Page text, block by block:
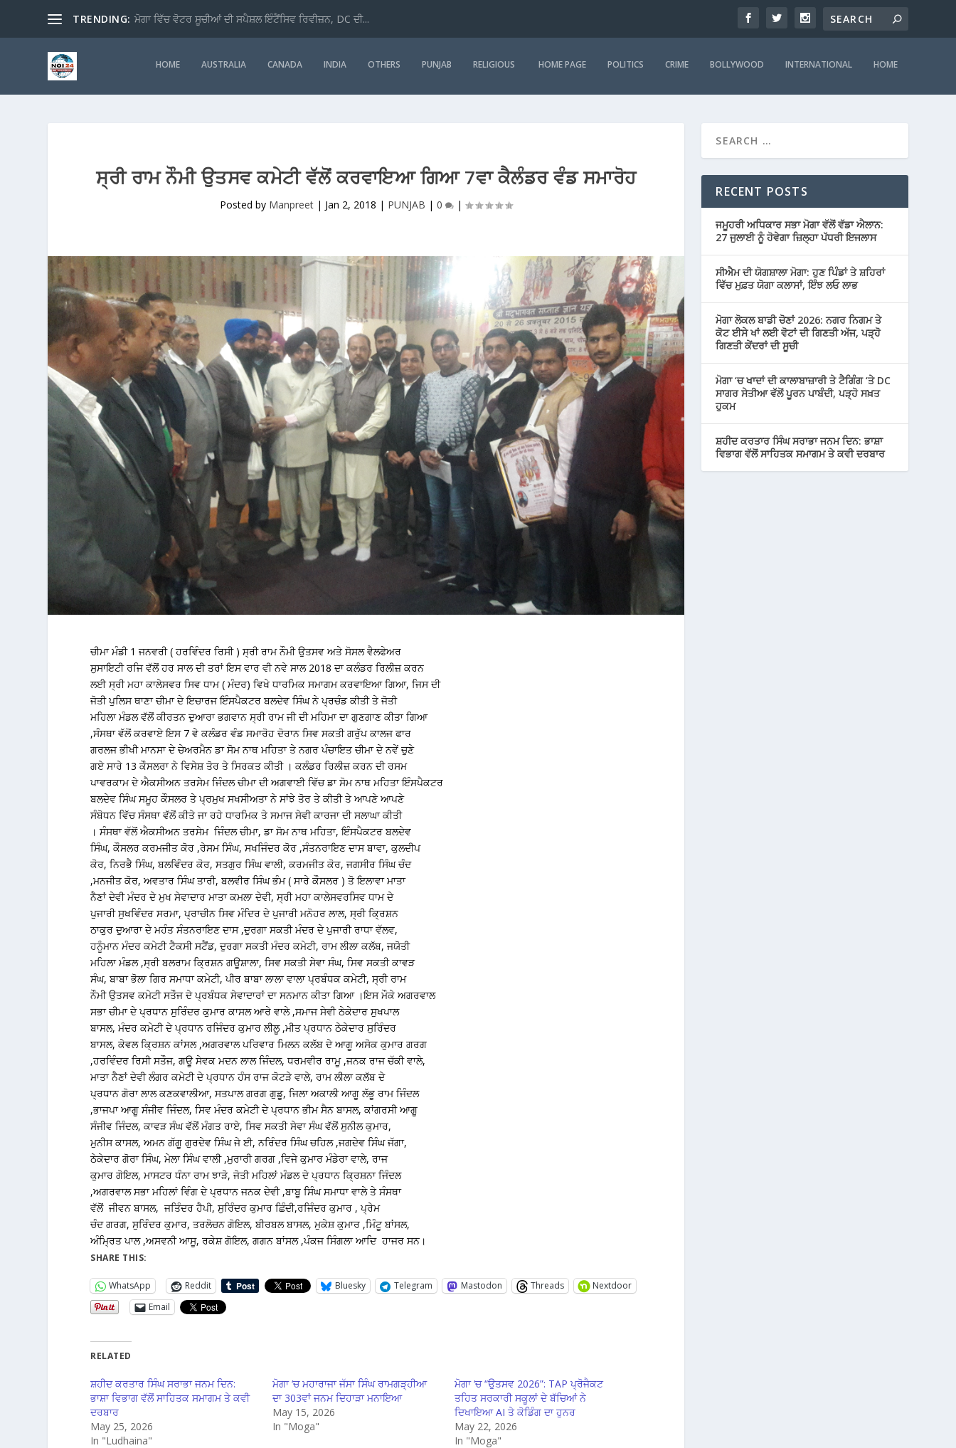
TRENDING: ਮੋਗਾ ਵਿੱਚ ਵੋਟਰ ਸੂਚੀਆਂ ਦੀ ਸਪੈਸ਼ਲ ਇੰਟੈਂਸਿਵ ਰਿਵੀਜ਼ਨ, DC ਦੀ...
HOME AUSTRALIA CANADA INDIA OTHERS PUNJAB RELIGIOUS HOME PAGE POLITICS CRIME BOLLYWOOD INTERNATIONAL HOME
ਸ੍ਰੀ ਰਾਮ ਨੌਮੀ ਉਤਸਵ ਕਮੇਟੀ ਵੱਲੋਂ ਕਰਵਾਇਆ ਗਿਆ 7ਵਾ ਕੈਲੰਡਰ ਵੰਡ ਸਮਾਰੋਹ
Posted by Manpreet | Jan 2, 2018 | PUNJAB |0 |
ਚੀਮਾ ਮੰਡੀ 1 ਜਨਵਰੀ ( ਹਰਵਿੰਦਰ ਰਿਸੀ ) ਸ੍ਰੀ ਰਾਮ ਨੌਮੀ ਉਤਸਵ ਅਤੇ ਸੋਸਲ ਵੈਲਫੇਅਰ
ਸੁਸਾਇਟੀ ਰਜਿ ਵੱਲੋਂ ਹਰ ਸਾਲ ਦੀ ਤਰਾਂ ਇਸ ਵਾਰ ਵੀ ਨਵੇ ਸਾਲ 2018 ਦਾ ਕਲੰਡਰ ਰਿਲੀਜ਼ ਕਰਨ
ਲਈ ਸ੍ਰੀ ਮਹਾ ਕਾਲੇਸਵਰ ਸਿਵ ਧਾਮ ( ਮੰਦਰ) ਵਿਖੇ ਧਾਰਮਿਕ ਸਮਾਗਮ ਕਰਵਾਇਆ ਗਿਆ, ਜਿਸ ਦੀ
ਜੋਤੀ ਪੁਲਿਸ ਥਾਣਾ ਚੀਮਾ ਦੇ ਇਚਾਰਜ ਇੰਸਪੈਕਟਰ ਬਲਦੇਵ ਸਿੰਘ ਨੇ ਪ੍ਰਚੰਡ ਕੀਤੀ ਤੇ ਜੋਤੀ
ਮਹਿਲਾ ਮੰਡਲ ਵੱਲੋਂ ਕੀਰਤਨ ਦੁਆਰਾ ਭਗਵਾਨ ਸ੍ਰੀ ਰਾਮ ਜੀ ਦੀ ਮਹਿਮਾ ਦਾ ਗੁਣਗਾਣ ਕੀਤਾ ਗਿਆ
,ਸੰਸਥਾ ਵੱਲੋਂ ਕਰਵਾਏ ਇਸ 7 ਵੇ ਕਲੰਡਰ ਵੰਡ ਸਮਾਰੋਹ ਦੋਰਾਨ ਸਿਵ ਸਕਤੀ ਗਰੁੱਪ ਕਾਲਜ ਫਾਰ
ਗਰਲਜ ਭੀਖੀ ਮਾਨਸਾ ਦੇ ਚੇਅਰਮੈਨ ਡਾ ਸੋਮ ਨਾਥ ਮਹਿਤਾ ਤੇ ਨਗਰ ਪੰਚਾਇਤ ਚੀਮਾ ਦੇ ਨਵੇਂ ਚੁਣੇ
ਗਏ ਸਾਰੇ 13 ਕੌਸਲਰਾ ਨੇ ਵਿਸੇਸ਼ ਤੋਰ ਤੇ ਸਿਰਕਤ ਕੀਤੀ । ਕਲੰਡਰ ਰਿਲੀਜ਼ ਕਰਨ ਦੀ ਰਸਮ
ਪਾਵਰਕਾਮ ਦੇ ਐਕਸੀਅਨ ਤਰਸੇਮ ਜਿੰਦਲ ਚੀਮਾ ਦੀ ਅਗਵਾਈ ਵਿੱਚ ਡਾ ਸੋਮ ਨਾਥ ਮਹਿਤਾ ਇੰਸਪੈਕਟਰ
ਬਲਦੇਵ ਸਿੰਘ ਸਮੂਹ ਕੌਸਲਰ ਤੇ ਪ੍ਰਮੁਖ ਸਖਸੀਅਤਾ ਨੇ ਸਾਂਝੇ ਤੋਰ ਤੇ ਕੀਤੀ ਤੇ ਆਪਣੇ ਆਪਣੇ
ਸੰਬੋਧਨ ਵਿੱਚ ਸੰਸਥਾ ਵੱਲੋਂ ਕੀਤੇ ਜਾ ਰਹੇ ਧਾਰਮਿਕ ਤੇ ਸਮਾਜ ਸੇਵੀ ਕਾਰਜਾ ਦੀ ਸਲਾਘਾ ਕੀਤੀ
। ਸੰਸਥਾ ਵੱਲੋਂ ਐਕਸੀਅਨ ਤਰਸੇਮ ਜਿੰਦਲ ਚੀਮਾ, ਡਾ ਸੋਮ ਨਾਥ ਮਹਿਤਾ, ਇੰਸਪੈਕਟਰ ਬਲਦੇਵ
ਸਿੰਘ, ਕੌਸਲਰ ਕਰਮਜੀਤ ਕੋਰ ,ਰੇਸਮ ਸਿੰਘ, ਸਖਜਿੰਦਰ ਕੋਰ ,ਸੰਤਨਰਾਇਣ ਦਾਸ ਬਾਵਾ, ਕੁਲਦੀਪ
ਕੋਰ, ਨਿਰਭੈ ਸਿੰਘ, ਬਲਵਿੰਦਰ ਕੋਰ, ਸਤਗੁਰ ਸਿੰਘ ਵਾਲੀ, ਕਰਮਜੀਤ ਕੋਰ, ਜਗਸੀਰ ਸਿੰਘ ਚੰਦ
,ਮਨਜੀਤ ਕੋਰ, ਅਵਤਾਰ ਸਿੰਘ ਤਾਰੀ, ਬਲਵੀਰ ਸਿੰਘ ਭੰਮ ( ਸਾਰੇ ਕੌਸਲਰ ) ਤੋ ਇਲਾਵਾ ਮਾਤਾ
ਨੈਣਾਂ ਦੇਵੀ ਮੰਦਰ ਦੇ ਮੁਖ ਸੇਵਾਦਾਰ ਮਾਤਾ ਕਮਲਾ ਦੇਵੀ, ਸ੍ਰੀ ਮਹਾ ਕਾਲੇਸਵਰਸਿਵ ਧਾਮ ਦੇ
ਪੁਜਾਰੀ ਸੁਖਵਿੰਦਰ ਸਰਮਾ, ਪ੍ਰਾਚੀਨ ਸਿਵ ਮੰਦਿਰ ਦੇ ਪੁਜਾਰੀ ਮਨੋਹਰ ਲਾਲ, ਸ੍ਰੀ ਕ੍ਰਿਸ਼ਨ
ਠਾਕੁਰ ਦੁਆਰਾ ਦੇ ਮਹੰਤ ਸੰਤਨਰਾਇਣ ਦਾਸ ,ਦੁਰਗਾ ਸਕਤੀ ਮੰਦਰ ਦੇ ਪੁਜਾਰੀ ਰਾਧਾ ਵੱਲਵ,
ਹਨੂੰਮਾਨ ਮੰਦਰ ਕਮੇਟੀ ਟੈਕਸੀ ਸਟੈਂਡ, ਦੁਰਗਾ ਸਕਤੀ ਮੰਦਰ ਕਮੇਟੀ, ਰਾਮ ਲੀਲਾ ਕਲੱਬ, ਜਯੋਤੀ
ਮਹਿਲਾ ਮੰਡਲ ,ਸ੍ਰੀ ਬਲਰਾਮ ਕ੍ਰਿਸ਼ਨ ਗਊਸ਼ਾਲਾ, ਸਿਵ ਸਕਤੀ ਸੇਵਾ ਸੰਘ, ਸਿਵ ਸਕਤੀ ਕਾਵੜ
ਸੰਘ, ਬਾਬਾ ਭੋਲਾ ਗਿਰ ਸਮਾਧਾ ਕਮੇਟੀ, ਪੀਰ ਬਾਬਾ ਲਾਲਾ ਵਾਲਾ ਪ੍ਰਬੰਧਕ ਕਮੇਟੀ, ਸ੍ਰੀ ਰਾਮ
ਨੌਮੀ ਉਤਸਵ ਕਮੇਟੀ ਸਤੌਜ ਦੇ ਪ੍ਰਬੰਧਕ ਸੇਵਾਦਾਰਾਂ ਦਾ ਸਨਮਾਨ ਕੀਤਾ ਗਿਆ ।ਇਸ ਮੌਕੇ ਅਗਰਵਾਲ
ਸਭਾ ਚੀਮਾ ਦੇ ਪ੍ਰਧਾਨ ਸੁਰਿੰਦਰ ਕੁਮਾਰ ਕਾਸਲ ਆਰੇ ਵਾਲੇ ,ਸਮਾਜ ਸੇਵੀ ਠੇਕੇਦਾਰ ਸੁਖਪਾਲ
ਬਾਸਲ, ਮੰਦਰ ਕਮੇਟੀ ਦੇ ਪ੍ਰਧਾਨ ਰਜਿੰਦਰ ਕੁਮਾਰ ਲੀਲੂ ,ਮੀਤ ਪ੍ਰਧਾਨ ਠੇਕੇਦਾਰ ਸੁਰਿੰਦਰ
ਬਾਸਲ, ਕੇਵਲ ਕ੍ਰਿਸ਼ਨ ਕਾਂਸਲ ,ਅਗਰਵਾਲ ਪਰਿਵਾਰ ਮਿਲਨ ਕਲੱਬ ਦੇ ਆਗੂ ਅਸੋਕ ਕੁਮਾਰ ਗਰਗ
,ਹਰਵਿੰਦਰ ਰਿਸੀ ਸਤੌਜ, ਗਊ ਸੇਵਕ ਮਦਨ ਲਾਲ ਜਿੰਦਲ, ਧਰਮਵੀਰ ਰਾਮੂ ,ਜਨਕ ਰਾਜ ਚੱਕੀ ਵਾਲੇ,
ਮਾਤਾ ਨੈਣਾਂ ਦੇਵੀ ਲੰਗਰ ਕਮੇਟੀ ਦੇ ਪ੍ਰਧਾਨ ਹੰਸ ਰਾਜ ਕੋਟੜੇ ਵਾਲੇ, ਰਾਮ ਲੀਲਾ ਕਲੱਬ ਦੇ
ਪ੍ਰਧਾਨ ਗੋਰਾ ਲਾਲ ਕਣਕਵਾਲੀਆ, ਸਤਪਾਲ ਗਰਗ ਗੁਡੂ, ਜਿਲਾ ਅਕਾਲੀ ਆਗੂ ਲੱਭੂ ਰਾਮ ਜਿੰਦਲ
,ਭਾਜਪਾ ਆਗੂ ਸੰਜੀਵ ਜਿੰਦਲ, ਸਿਵ ਮੰਦਰ ਕਮੇਟੀ ਦੇ ਪ੍ਰਧਾਨ ਭੀਮ ਸੈਨ ਬਾਸਲ, ਕਾਂਗਰਸੀ ਆਗੂ
ਸੰਜੀਵ ਜਿੰਦਲ, ਕਾਵੜ ਸੰਘ ਵੱਲੋਂ ਮੰਗਤ ਰਾਏ, ਸਿਵ ਸਕਤੀ ਸੇਵਾ ਸੰਘ ਵੱਲੋਂ ਸੁਨੀਲ ਕੁਮਾਰ,
ਮੁਨੀਸ ਕਾਸਲ, ਅਮਨ ਗੱਗੂ ਗੁਰਦੇਵ ਸਿੰਘ ਜੇ ਈ, ਨਰਿੰਦਰ ਸਿੰਘ ਚਹਿਲ ,ਜਗਦੇਵ ਸਿੰਘ ਜੱਗਾ,
ਠੇਕੇਦਾਰ ਗੋਰਾ ਸਿੰਘ, ਮੇਲਾ ਸਿੰਘ ਵਾਲੀ ,ਮੁਰਾਰੀ ਗਰਗ ,ਵਿਜੇ ਕੁਮਾਰ ਮੰਡੇਰਾ ਵਾਲੇ, ਰਾਜ
ਕੁਮਾਰ ਗੋਇਲ, ਮਾਸਟਰ ਧੰਨਾ ਰਾਮ ਝਾੜੋ, ਜੋਤੀ ਮਹਿਲਾਂ ਮੰਡਲ ਦੇ ਪ੍ਰਧਾਨ ਕ੍ਰਿਸ਼ਨਾ ਜਿੰਦਲ
,ਅਗਰਵਾਲ ਸਭਾ ਮਹਿਲਾਂ ਵਿੰਗ ਦੇ ਪ੍ਰਧਾਨ ਜਨਕ ਦੇਵੀ ,ਬਾਬੂ ਸਿੰਘ ਸਮਾਧਾ ਵਾਲੇ ਤੇ ਸੰਸਥਾ
ਵੱਲੋਂ ਜੀਵਨ ਬਾਸਲ, ਜਤਿੰਦਰ ਹੈਪੀ, ਸੁਰਿੰਦਰ ਕੁਮਾਰ ਛਿੰਦੀ,ਰਜਿੰਦਰ ਕੁਮਾਰ , ਪ੍ਰੇਮ
ਚੰਦ ਗਰਗ, ਸੁਰਿੰਦਰ ਕੁਮਾਰ, ਤਰਲੋਚਨ ਗੋਇਲ, ਬੀਰਬਲ ਬਾਸਲ, ਮੁਕੇਸ਼ ਕੁਮਾਰ ,ਮਿੰਟੂ ਬਾਂਸਲ,
ਅੰਮ੍ਰਿਤ ਪਾਲ ,ਅਸਵਨੀ ਆਸੂ, ਰਕੇਸ਼ ਗੋਇਲ, ਗਗਨ ਬਾਂਸਲ ,ਪੰਕਜ ਸਿੰਗਲਾ ਆਦਿ ਹਾਜਰ ਸਨ।
SHARE THIS:
WhatsApp Reddit Bluesky Telegram Mastodon Threads
Nextdoor
Email
RELATED
ਸ਼ਹੀਦ ਕਰਤਾਰ ਸਿੰਘ ਸਰਾਭਾ ਜਨਮ ਦਿਨ:
ਭਾਸ਼ਾ ਵਿਭਾਗ ਵੱਲੋਂ ਸਾਹਿਤਕ ਸਮਾਗਮ ਤੇ ਕਵੀ
ਦਰਬਾਰ
May 25, 2026
In "Ludhaina"
ਮੋਗਾ ‘ਚ ਮਹਾਰਾਜਾ ਜੱਸਾ ਸਿੰਘ ਰਾਮਗੜ੍ਹੀਆ
ਦਾ 303ਵਾਂ ਜਨਮ ਦਿਹਾੜਾ ਮਨਾਇਆ
May 15, 2026
In "Moga"
ਮੋਗਾ ‘ਚ “ਉਤਸਵ 2026”: TAP ਪ੍ਰੋਜੈਕਟ
ਤਹਿਤ ਸਰਕਾਰੀ ਸਕੂਲਾਂ ਦੇ ਬੱਚਿਆਂ ਨੇ
ਦਿਖਾਇਆ AI ਤੇ ਕੋਡਿੰਗ ਦਾ ਹੁਨਰ
May 22, 2026
In "Moga"
RECENT POSTS
ਜਮੂਹਰੀ ਅਧਿਕਾਰ ਸਭਾ ਮੋਗਾ ਵੱਲੋਂ ਵੱਡਾ ਐਲਾਨ:
27 ਜੁਲਾਈ ਨੂੰ ਹੋਵੇਗਾ ਜ਼ਿਲ੍ਹਾ ਪੱਧਰੀ ਇਜਲਾਸ
ਸੀਐਮ ਦੀ ਯੋਗਸ਼ਾਲਾ ਮੋਗਾ: ਹੁਣ ਪਿੰਡਾਂ ਤੇ ਸ਼ਹਿਰਾਂ
ਵਿੱਚ ਮੁਫ਼ਤ ਯੋਗਾ ਕਲਾਸਾਂ, ਇੰਝ ਲਓ ਲਾਭ
ਮੋਗਾ ਲੋਕਲ ਬਾਡੀ ਚੋਣਾਂ 2026: ਨਗਰ ਨਿਗਮ ਤੇ
ਕੋਟ ਈਸੇ ਖਾਂ ਲਈ ਵੋਟਾਂ ਦੀ ਗਿਣਤੀ ਅੱਜ, ਪੜ੍ਹੋ
ਗਿਣਤੀ ਕੇਂਦਰਾਂ ਦੀ ਸੂਚੀ
ਮੋਗਾ ‘ਚ ਖਾਦਾਂ ਦੀ ਕਾਲਾਬਾਜ਼ਾਰੀ ਤੇ ਟੈਗਿੰਗ ‘ਤੇ DC
ਸਾਗਰ ਸੇਤੀਆ ਵੱਲੋਂ ਪੂਰਨ ਪਾਬੰਦੀ, ਪੜ੍ਹੋ ਸਖ਼ਤ
ਹੁਕਮ
ਸ਼ਹੀਦ ਕਰਤਾਰ ਸਿੰਘ ਸਰਾਭਾ ਜਨਮ ਦਿਨ: ਭਾਸ਼ਾ
ਵਿਭਾਗ ਵੱਲੋਂ ਸਾਹਿਤਕ ਸਮਾਗਮ ਤੇ ਕਵੀ ਦਰਬਾਰ